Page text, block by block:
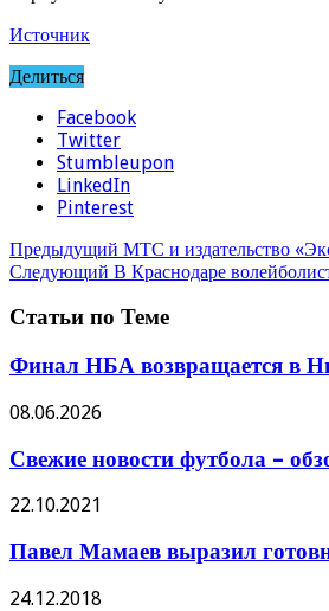
Источник
Делиться
Facebook
Twitter
Stumbleupon
LinkedIn
Pinterest
Предыдущий МТС и издательство
Следующий В Краснодаре
Статьи по Теме
Финал НБА возвращается в
08.06.2026
Свежие новости футбола –
22.10.2021
Павел Мамаев выразил
24.12.2018